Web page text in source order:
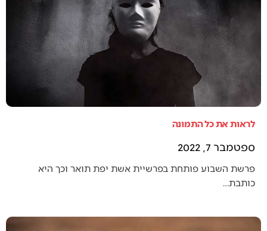
לראות את כל התמונה
ספטמבר 7, 2022
פרשת השבוע פותחת בפרשיית אשת יפת תואר וכך היא
כותבת…